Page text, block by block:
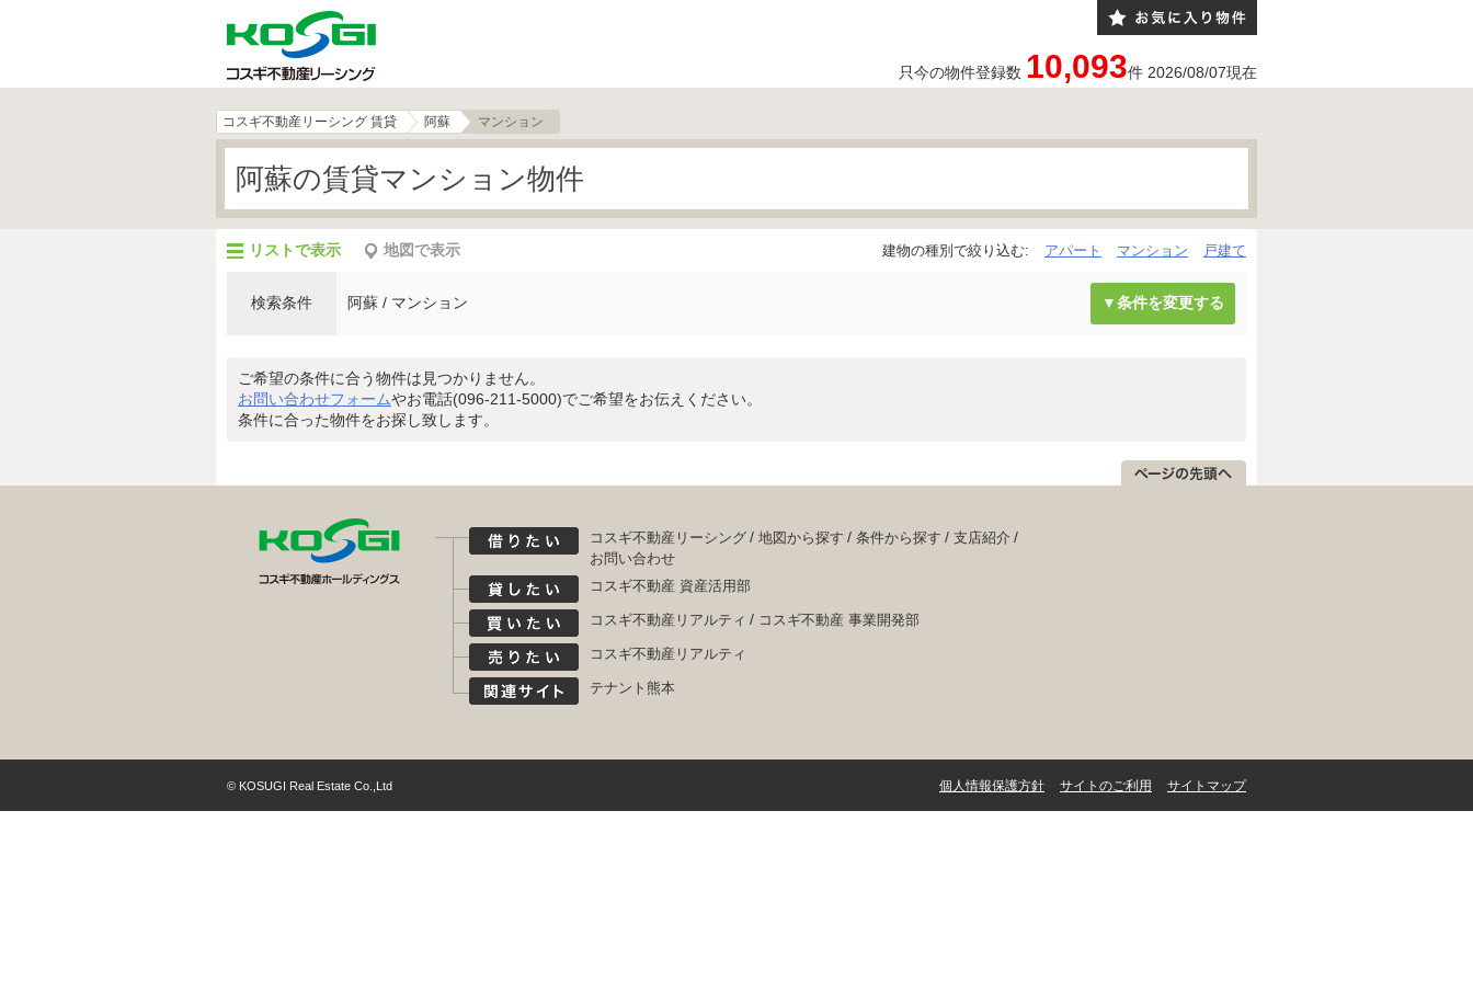
只今の物件登録数 10,093件 2026/08/07現在
コスギ不動産リーシング 賃貸 阿蘇 マンション
阿蘇の賃貸マンション物件
リストで表示 地図で表示 建物の種別で絞り込む: アパート マンション 戸建て
検索条件 阿蘇 / マンション ▼条件を変更する
ご希望の条件に合う物件は見つかりません。
お問い合わせフォームやお電話(096-211-5000)でご希望をお伝えください。
条件に合った物件をお探し致します。
コスギ不動産リーシング 地図から探す 条件から探す
支店紹介
お問い合わせ
コスギ不動産 資産活用部
コスギ不動産リアルティ コスギ不動産 事業開発部
コスギ不動産リアルティ
テナント熊本
© KOSUGI Real Estate Co.,Ltd 個人情報保護方針 サイトのご利用 サイトマップ